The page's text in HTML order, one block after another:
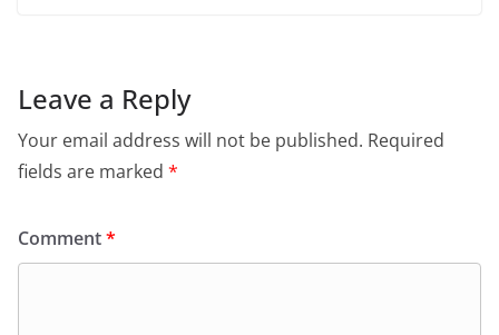
Leave a Reply
Your email address will not be published. Required
fields are marked *
Comment*